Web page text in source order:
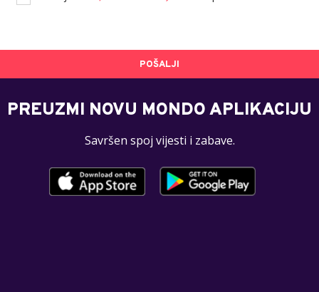
POŠALJI
PREUZMI NOVU MONDO APLIKACIJU
Savršen spoj vijesti i zabave.